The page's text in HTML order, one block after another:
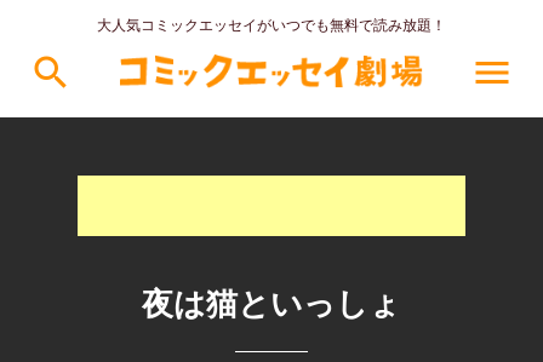
大人気コミックエッセイがいつでも無料で読み放題！
search menu
夜は猫といっしょ